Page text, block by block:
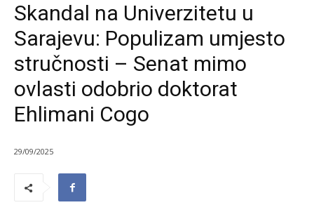
Skandal na Univerzitetu u
Sarajevu: Populizam umjesto
stručnosti – Senat mimo
ovlasti odobrio doktorat
Ehlimani Cogo
29/09/2025